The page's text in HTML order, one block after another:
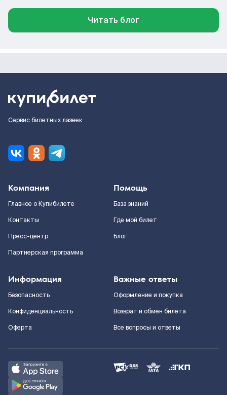
Читать блог
Сервис билетных лазеек
Компания
Главное о Купибилете
Контакты
Пресс-центр
Партнерская программа
Помощь
База знаний
Где мой билет
Блог
Информация
Безопасность
Конфиденциальность
Оферта
Важные ответы
Оформление и покупка
Возврат и обмен билета
Все вопросы и ответы